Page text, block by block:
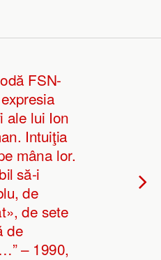
FSN-
ale lui Ion
Intuiţia
mâna lor.
să-i
de
de sete
de
– 1990,